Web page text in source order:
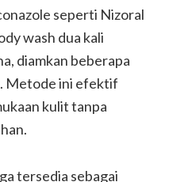
seperti Nizoral
wash dua kali
diamkan beberapa
Metode ini efektif
kulit tanpa
tersedia sebagai